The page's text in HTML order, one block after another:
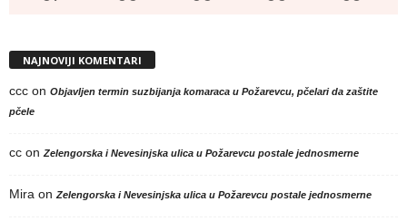
NAJNOVIJI KOMENTARI
ccc on Objavljen termin suzbijanja komaraca u Požarevcu, pčelari da zaštite
pčele
cc onZelengorska i Nevesinjska ulica u Požarevcu postale jednosmerne
Mira onZelengorska i Nevesinjska ulica u Požarevcu postale jednosmerne